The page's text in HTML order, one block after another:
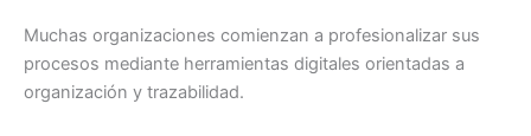
Muchas organizaciones comienzan a profesionalizar sus
procesos mediante herramientas digitales orientadas a
organización y trazabilidad.